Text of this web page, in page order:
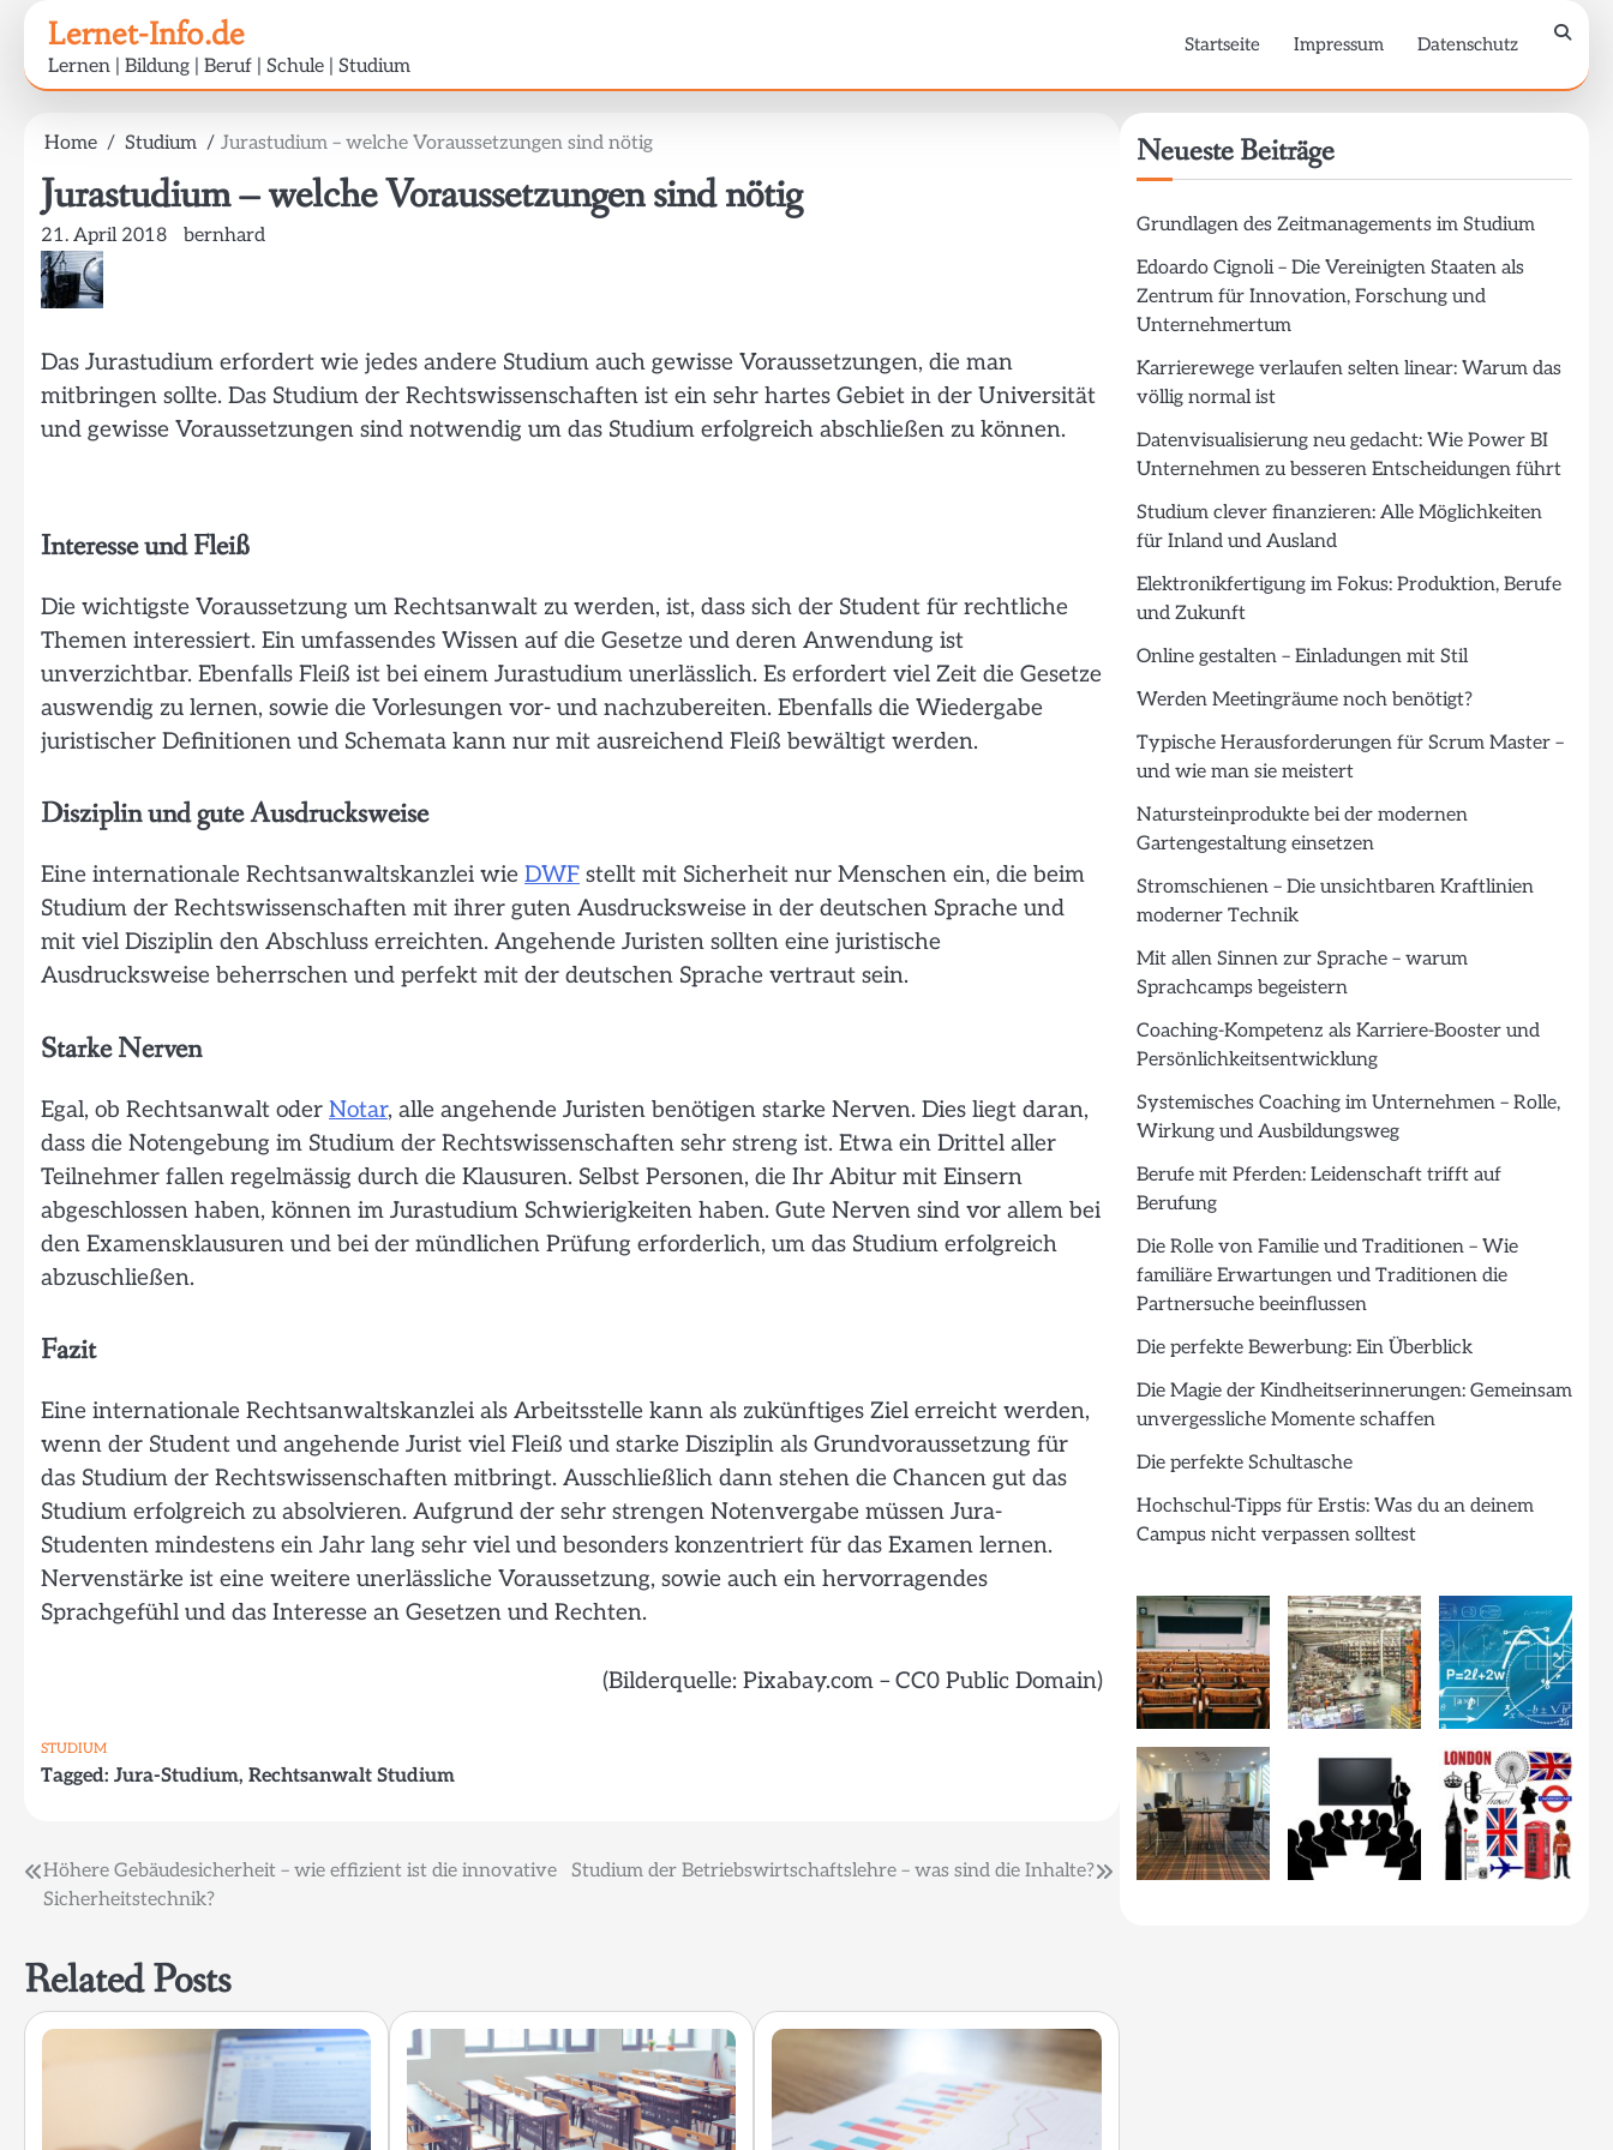
content
Lernet-Info.de
Lernen | Bildung | Beruf | Schule | Studium
Startseite Impressum Datenschutz
Home Studium Jurastudium – welche Voraussetzungen sind nötig
Jurastudium – welche Voraussetzungen sind nötig
21. April 2018 bernhard
Das Jurastudium erfordert wie jedes andere Studium auch gewisse Voraussetzungen, die man
mitbringen sollte. Das Studium der Rechtswissenschaften ist ein sehr hartes Gebiet in der Universität
und gewisse Voraussetzungen sind notwendig um das Studium erfolgreich abschließen zu können.
Interesse und Fleiß
Die wichtigste Voraussetzung um Rechtsanwalt zu werden, ist, dass sich der Student für rechtliche
Themen interessiert. Ein umfassendes Wissen auf die Gesetze und deren Anwendung ist
unverzichtbar. Ebenfalls Fleiß ist bei einem Jurastudium unerlässlich. Es erfordert viel Zeit die Gesetze
auswendig zu lernen, sowie die Vorlesungen vor- und nachzubereiten. Ebenfalls die Wiedergabe
juristischer Definitionen und Schemata kann nur mit ausreichend Fleiß bewältigt werden.
Disziplin und gute Ausdrucksweise
Eine internationale Rechtsanwaltskanzlei wie DWF stellt mit Sicherheit nur Menschen ein, die beim
Studium der Rechtswissenschaften mit ihrer guten Ausdrucksweise in der deutschen Sprache und
mit viel Disziplin den Abschluss erreichten. Angehende Juristen sollten eine juristische
Ausdrucksweise beherrschen und perfekt mit der deutschen Sprache vertraut sein.
Starke Nerven
Egal, ob Rechtsanwalt oder Notar, alle angehende Juristen benötigen starke Nerven. Dies liegt daran,
dass die Notengebung im Studium der Rechtswissenschaften sehr streng ist. Etwa ein Drittel aller
Teilnehmer fallen regelmässig durch die Klausuren. Selbst Personen, die Ihr Abitur mit Einsern
abgeschlossen haben, können im Jurastudium Schwierigkeiten haben. Gute Nerven sind vor allem bei
den Examensklausuren und bei der mündlichen Prüfung erforderlich, um das Studium erfolgreich
abzuschließen.
Fazit
Eine internationale Rechtsanwaltskanzlei als Arbeitsstelle kann als zukünftiges Ziel erreicht werden,
wenn der Student und angehende Jurist viel Fleiß und starke Disziplin als Grundvoraussetzung für
das Studium der Rechtswissenschaften mitbringt. Ausschließlich dann stehen die Chancen gut das
Studium erfolgreich zu absolvieren. Aufgrund der sehr strengen Notenvergabe müssen Jura-
Studenten mindestens ein Jahr lang sehr viel und besonders konzentriert für das Examen lernen.
Nervenstärke ist eine weitere unerlässliche Voraussetzung, sowie auch ein hervorragendes
Sprachgefühl und das Interesse an Gesetzen und Rechten.
(Bilderquelle: Pixabay.com – CC0 Public Domain)
STUDIUM
Tagged: Jura-Studium, Rechtsanwalt Studium
Beitragsnavigation
Höhere Gebäudesicherheit – wie effizient ist die innovative
Sicherheitstechnik?
Studium der Betriebswirtschaftslehre – was sind die Inhalte?
Related Posts
Neueste Beiträge
Grundlagen des Zeitmanagements im Studium
Edoardo Cignoli – Die Vereinigten Staaten als
Zentrum für Innovation, Forschung und
Unternehmertum
Karrierewege verlaufen selten linear: Warum das
völlig normal ist
Datenvisualisierung neu gedacht: Wie Power BI
Unternehmen zu besseren Entscheidungen führt
Studium clever finanzieren: Alle Möglichkeiten
für Inland und Ausland
Elektronikfertigung im Fokus: Produktion, Berufe
und Zukunft
Online gestalten – Einladungen mit Stil
Werden Meetingräume noch benötigt?
Typische Herausforderungen für Scrum Master –
und wie man sie meistert
Natursteinprodukte bei der modernen
Gartengestaltung einsetzen
Stromschienen – Die unsichtbaren Kraftlinien
moderner Technik
Mit allen Sinnen zur Sprache – warum
Sprachcamps begeistern
Coaching-Kompetenz als Karriere-Booster und
Persönlichkeitsentwicklung
Systemisches Coaching im Unternehmen – Rolle,
Wirkung und Ausbildungsweg
Berufe mit Pferden: Leidenschaft trifft auf
Berufung
Die Rolle von Familie und Traditionen – Wie
familiäre Erwartungen und Traditionen die
Partnersuche beeinflussen
Die perfekte Bewerbung: Ein Überblick
Die Magie der Kindheitserinnerungen: Gemeinsam
unvergessliche Momente schaffen
Die perfekte Schultasche
Hochschul-Tipps für Erstis: Was du an deinem
Campus nicht verpassen solltest